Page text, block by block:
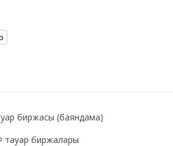
биржасы (баяндама)
тауар биржалары